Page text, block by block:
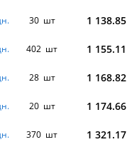
30 шт 1 138.85
402 шт 1 155.11
28 шт 1 168.82
20 шт 1 174.66
370 шт 1 321.17